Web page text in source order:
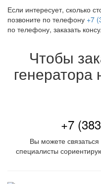
Если интересует, сколько
позвоните по телефону +7
по телефону, заказать
Чтобы
+7
Вы можете
специалисты